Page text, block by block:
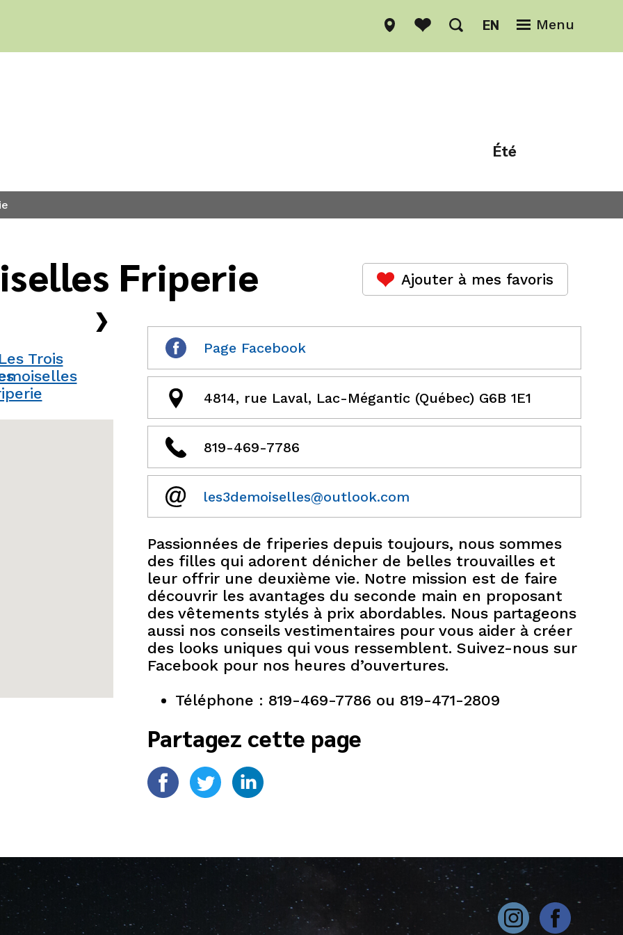
Menu
EN
Été
Friperie Ajouter à mes favoris
›
Page Facebook
4814, rue Laval, Lac-Mégantic (Québec) G6B 1E1
819-469-7786
les3demoiselles@outlook.com
Passionnées de friperies depuis toujours, nous sommes
des filles qui adorent dénicher de belles trouvailles et
leur offrir une deuxième vie. Notre mission est de faire
découvrir les avantages du seconde main en proposant
des vêtements stylés à prix abordables. Nous partageons
aussi nos conseils vestimentaires pour vous aider à créer
des looks uniques qui vous ressemblent. Suivez-nous sur
Facebook pour nos heures d’ouvertures.
Téléphone : 819-469-7786 ou 819-471-2809
Partagez cette page